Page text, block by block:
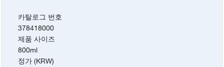
카탈로그 번호
378418000
제품 사이즈
800ml
정가 (KRW)